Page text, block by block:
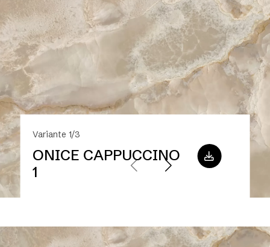
Variante 1/3
ONICE CAPPUCCINO
1